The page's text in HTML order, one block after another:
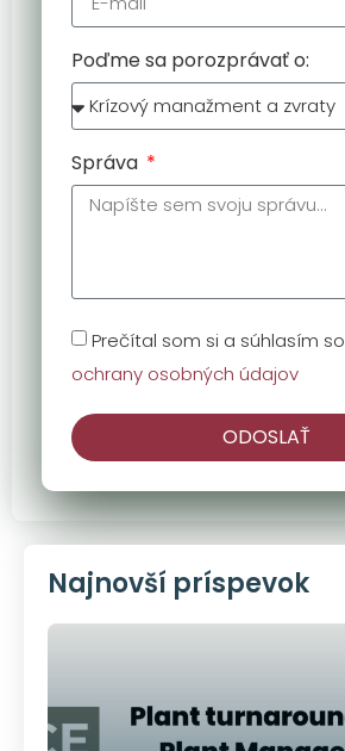
Poďme sa porozprávať o:
Správa
Prečítal som si a súhlasím so
ochrany osobných údajov
ODOSLAŤ
Najnovší príspevok